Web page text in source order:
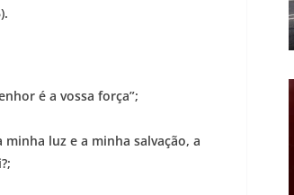
é a vossa força”;
minha luz e a minha salvação, a